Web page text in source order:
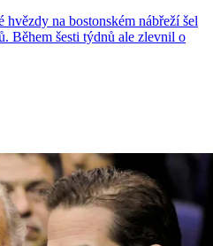
na bostonském nábřeží šel
Během šesti týdnů ale zlevnil o